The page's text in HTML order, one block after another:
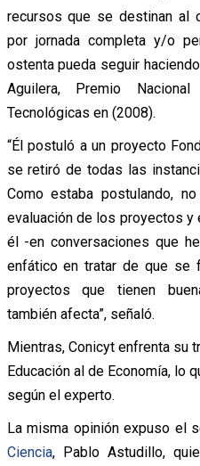
recursos que se destinan al
por jornada completa y/o
ostenta pueda seguir
Aguilera, Premio
Tecnológicas en (2008).
“Él postuló a un proyecto
se retiró de todas las
Como estaba postulando,
evaluación de los proyectos y
él -en conversaciones que
enfático en tratar de que se
proyectos que tienen
también afecta”, señaló.
Mientras, Conicyt enfrenta su
Educación al de Economía, lo
según el experto.
La misma opinión expuso el
Ciencia, Pablo Astudillo,